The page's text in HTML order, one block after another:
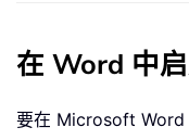
在 Word 中
要在 Microsoft Word